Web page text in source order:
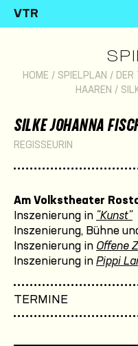
VTR
HOME / SPIELPLAN / DER
HAAREN /
SILKE JOHANNA
REGISSEURIN
Am Volkstheater
Inszenierung in "Kunst"
Inszenierung, Bühne
Inszenierung in Offene
Inszenierung in Pippi
TERMINE